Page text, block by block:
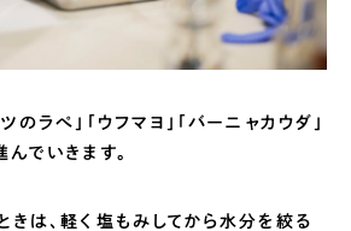
のラぺ」「ウフマヨ」「バーニャカウダ」
でいきます。
きは、軽く塩もみしてから水分を絞る